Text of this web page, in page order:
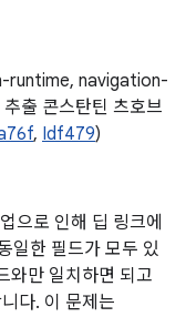
runtime, navigation-
출 콘스탄틴 츠호브
, Idf479)
으로 인해 딥 링크에
일한 필드가 모두 있
와만 일치하면 되고
다. 이 문제는